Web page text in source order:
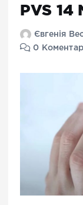
PVS 14
Євгенія
0